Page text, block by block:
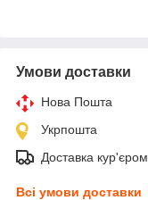
Умови доставки
Нова Пошта
Укрпошта
Доставка кур'єром
Всі умови доставки